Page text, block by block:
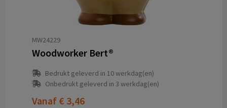
MW24229
Woodworker Bert®
Bedrukt geleverd in 10 werkdag(en)
Onbedrukt geleverd in 3 werkdag(en)
Vanaf € 3,46